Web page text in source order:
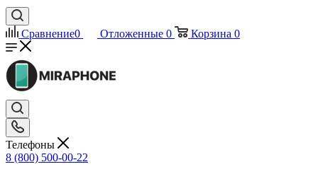
Сравнение0 Отложенные 0 Корзина 0
Телефоны
8 (800) 500-00-22